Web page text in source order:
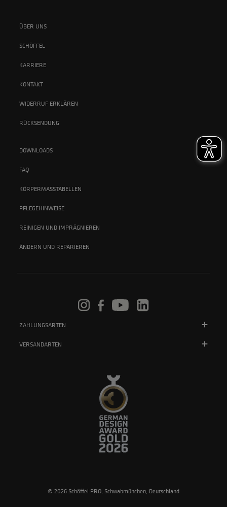
ÜBER UNS
SCHÖFFEL
KARRIERE
KONTAKT
WIDERRUF ERKLÄREN
RÜCKSENDUNG
DOWNLOADS
FAQ
KÖRPERMASSTABELLEN
PFLEGEHINWEISE
REINIGEN UND IMPRÄGNIEREN
ÄNDERN UND REPARIEREN
ZAHLUNGSARTEN
VERSANDARTEN
© 2026 Schöffel PRO, Schwabmünchen, Deutschland